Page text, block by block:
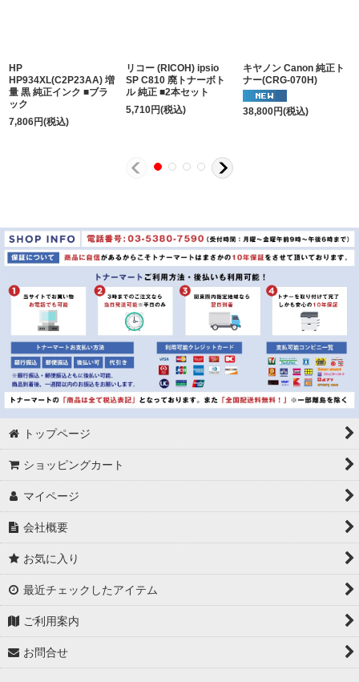
HP
HP934XL(C2P23AA) 増
量 黒 純正インク ■ブラ
ック
7,806円(税込)
リコー (RICOH) ipsio
SP C810 廃トナーボト
ル 純正 ■2本セット
5,710円(税込)
キヤノン Canon 純正ト
ナー(CRG-070H)
38,800円(税込)
トップページ
ショッピングカート
マイページ
会社概要
お気に入り
最近チェックしたアイテム
ご利用案内
お問合せ